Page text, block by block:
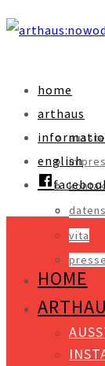
home
arthaus
videos
vita
presse
english
HOME